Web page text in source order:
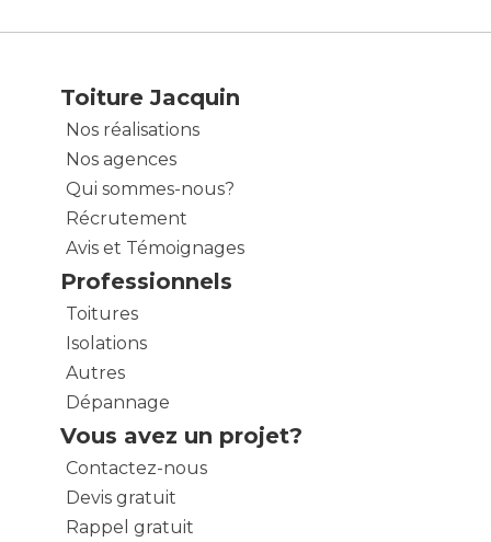
Toiture Jacquin
Nos réalisations
Nos agences
Qui sommes-nous?
Récrutement
Avis et Témoignages
Professionnels
Toitures
Isolations
Autres
Dépannage
Vous avez un projet?
Contactez-nous
Devis gratuit
Rappel gratuit